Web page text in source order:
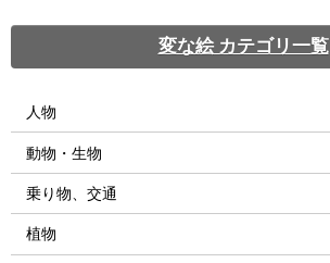
変な絵 カテゴリ一覧
人物
動物・生物
乗り物、交通
植物